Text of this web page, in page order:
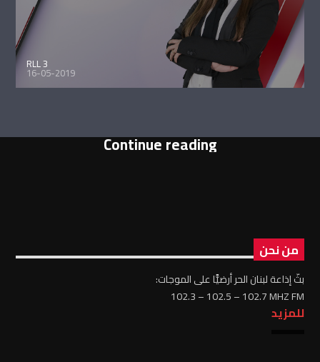
RLL 3
16-05-2019
Continue reading
من نحن
بثّ إذاعة لبنان الحر أرضيًّا على الموجات:
102.3 – 102.5 – 102.7 MHZ FM
للمزيد